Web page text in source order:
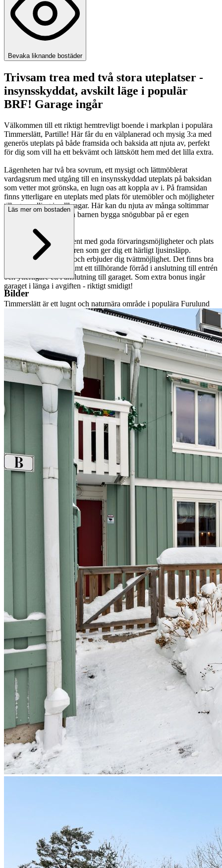
Bevaka liknande bostäder
Trivsam trea med två stora uteplatser -
insynsskyddat, avskilt läge i populär
BRF! Garage ingår
Välkommen till ett riktigt hemtrevligt boende i markplan i populära
Timmerslätt, Partille! Här får du en välplanerad och mysig 3:a med
generös uteplats på både framsida och baksida att njuta av, perfekt
för dig som vill ha ett bekvämt och lättskött hem med det lilla extra.
Lägenheten har två bra sovrum, ett mysigt och lättmöblerat
vardagsrum med utgång till en insynsskyddad uteplats på baksidan
som vetter mot grönska, en lugn oas att koppla av i. På framsidan
finns ytterligare en uteplats med plats för utemöbler och möjligheter
till egen odling i pallkragar. Här kan du njuta av många soltimmar
sommartid och här kan barnen bygga snögubbar på er egen
Köket är ljust och stilrent med goda förvaringsmöjligheter och plats
för matbord intill fönstren som ger dig ett härligt ljusinsläpp.
Badrummet är fräscht och erbjuder dig tvättmöjlighet. Det finns bra
förvaring i bostaden samt ett tillhörande förråd i anslutning till entrén
och ytterligare ett i anslutning till garaget. Som extra bonus ingår
garaget i länga i avgiften - riktigt smidigt!
Timmerslätt är ett lugnt och naturnära område i populära Furulund
med fina promenadstråk, skog och lekplatser och badsjöar precis
runt hörnet. Här bor du tryggt och grönt, samtidigt som du har nära
till allt du behöver i vardagen. I närområdet finns skolor och
förskolor. Du har även nära till Allum köpcentrum med ett stort
utbud av butiker, restauranger, apotek och matbutiker.
Kommunikationerna är utmärkta, bussen tar dig till centrala
Göteborg på ca 20 minuter, och E20 ligger bara ett par minuter bort
med bil.
Timmerslätt 40B gör det lätt att trivas, med grönskan utanför dörren,
gott om utrymme både inne och ute, och närheten till allt du behöver
i vardagen. Oavsett om du vill njuta av lugnet, odla på egen uteplats
eller bara ha ett praktiskt boende i trivsamt och familjevänligt
område, kan detta vara din nästa plats att kalla hem.
Läs mer om bostaden
Bilder